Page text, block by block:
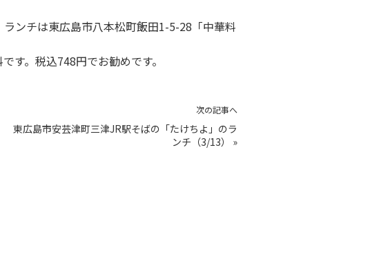
ンチは東広島市八本松町飯田1-5-28「中華料
す。税込748円でお勧めです。
次の記事へ
東広島市安芸津町三津JR駅そばの「たけちよ」のラ
ンチ（3/13）
»